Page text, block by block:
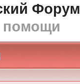
Форум
помощи